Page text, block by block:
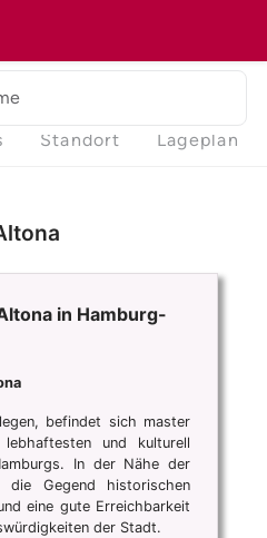
Standort Lageplan
in Hamburg-
befindet sich master
und kulturell
In der Nähe der
die Gegend historischen
eine gute Erreichbarkeit
der Stadt.